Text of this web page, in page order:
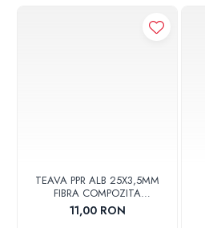
TEAVA PPR ALB 25X3,5MM
FIBRA COMPOZITA
10033025004
VALDUOTHERM VALROM
11,00 RON